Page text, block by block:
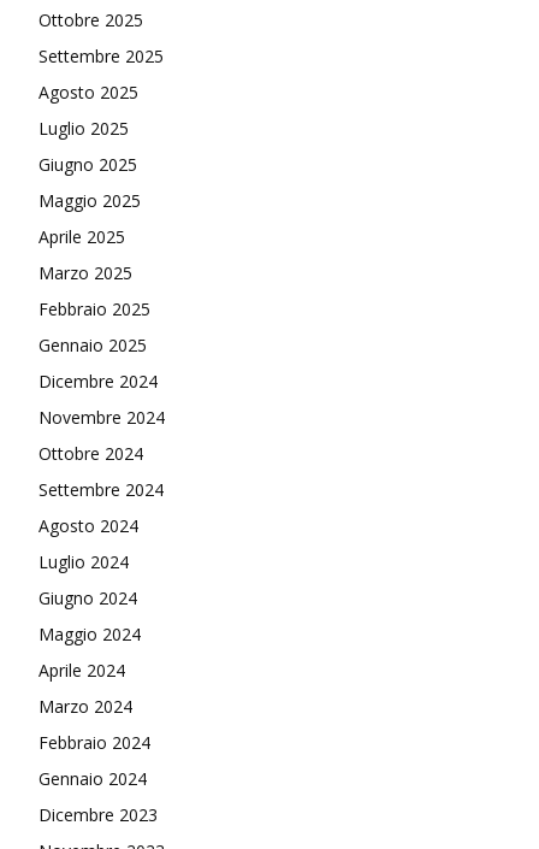
Ottobre 2025
Settembre 2025
Agosto 2025
Luglio 2025
Giugno 2025
Maggio 2025
Aprile 2025
Marzo 2025
Febbraio 2025
Gennaio 2025
Dicembre 2024
Novembre 2024
Ottobre 2024
Settembre 2024
Agosto 2024
Luglio 2024
Giugno 2024
Maggio 2024
Aprile 2024
Marzo 2024
Febbraio 2024
Gennaio 2024
Dicembre 2023